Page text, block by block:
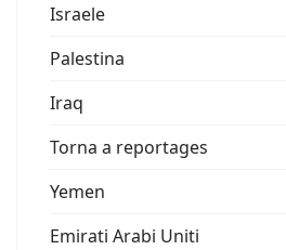
Israele
Palestina
Iraq
Torna a reportages
Yemen
Emirati Arabi Uniti